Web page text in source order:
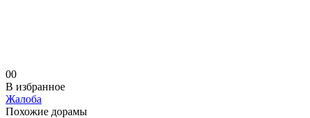
00
В избранное
Жалоба
Похожие дорамы